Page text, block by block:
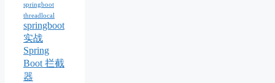
springboot
threadlocal
springboot
实战
Spring
Boot 拦截
器